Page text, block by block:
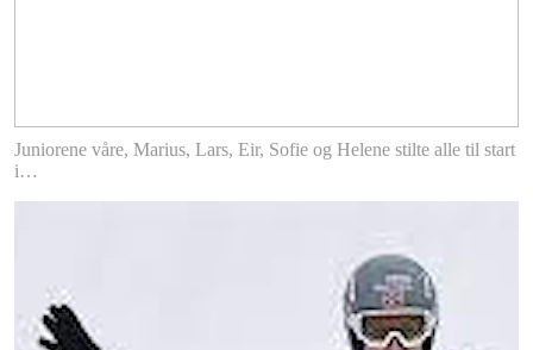
Juniorene våre, Marius, Lars, Eir, Sofie og Helene stilte alle til start
i…